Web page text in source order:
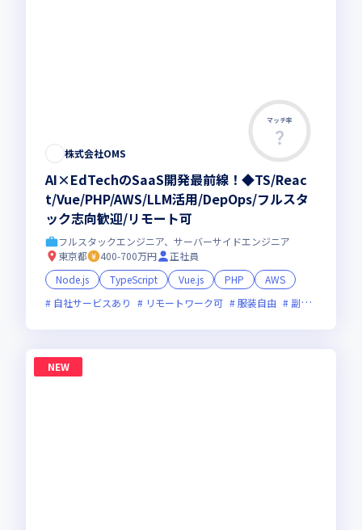
マッチ率
株式会社OMS
AI×EdTechのSaaS開発最前線！◆TS/Reac
t/Vue/PHP/AWS/LLM活用/DepOps/フルスタ
ック志向歓迎/リモート可
フルスタックエンジニア、サーバーサイドエンジニア
東京都
400-700万円
正社員
Node.js
TypeScript Vue.js PHP
AWS
自社サービスあり
リモートワーク可 服装自由 副業可
NEW